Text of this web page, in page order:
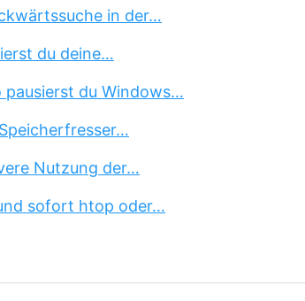
in der…
du deine…
pausierst du Windows…
Nutzung der…
sofort htop oder…